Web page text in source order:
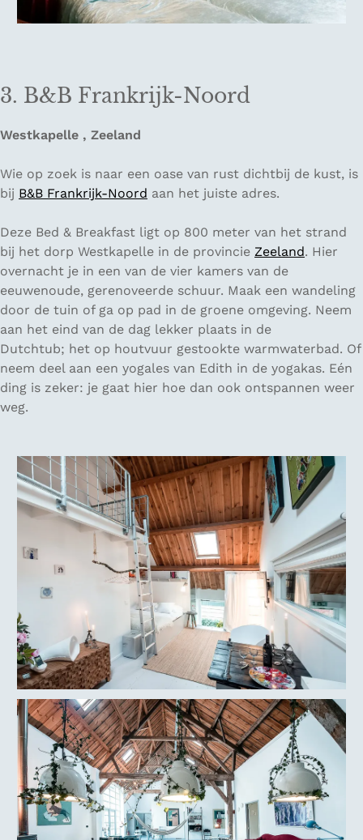
3. B&B Frankrijk-Noord
Westkapelle , Zeeland
Wie op zoek is naar een oase van rust dichtbij de kust, is
bij B&B Frankrijk-Noord aan het juiste adres.
Deze Bed & Breakfast ligt op 800 meter van het strand
bij het dorp Westkapelle in de provincie Zeeland. Hier
overnacht je in een van de vier kamers van de
eeuwenoude, gerenoveerde schuur. Maak een wandeling
door de tuin of ga op pad in de groene omgeving. Neem
aan het eind van de dag lekker plaats in de
Dutchtub; het op houtvuur gestookte warmwaterbad. Of
neem deel aan een yogales van Edith in de yogakas. Eén
ding is zeker: je gaat hier hoe dan ook ontspannen weer
weg.